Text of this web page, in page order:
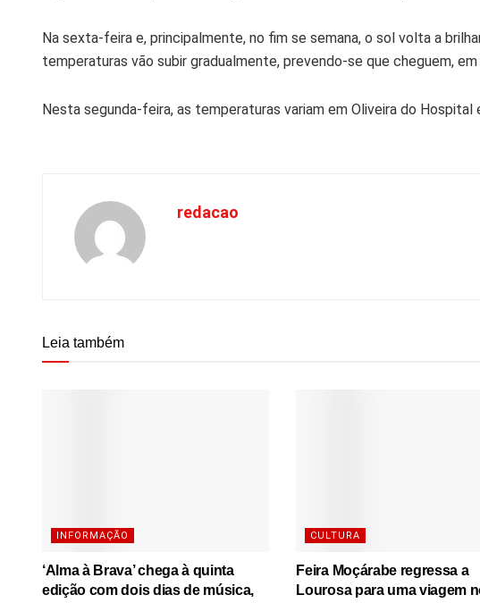
Na sexta-feira e, principalmente, no fim se semana, o sol volta a
temperaturas vão subir gradualmente, prevendo-se que cheguem,
Nesta segunda-feira, as temperaturas variam em Oliveira do Hospital
redacao
Leia também
INFORMAÇÃO
‘Alma à Brava’ chega à quinta
edição com dois dias de música,
CULTURA
Feira Moçárabe regressa a
Lourosa para uma viagem